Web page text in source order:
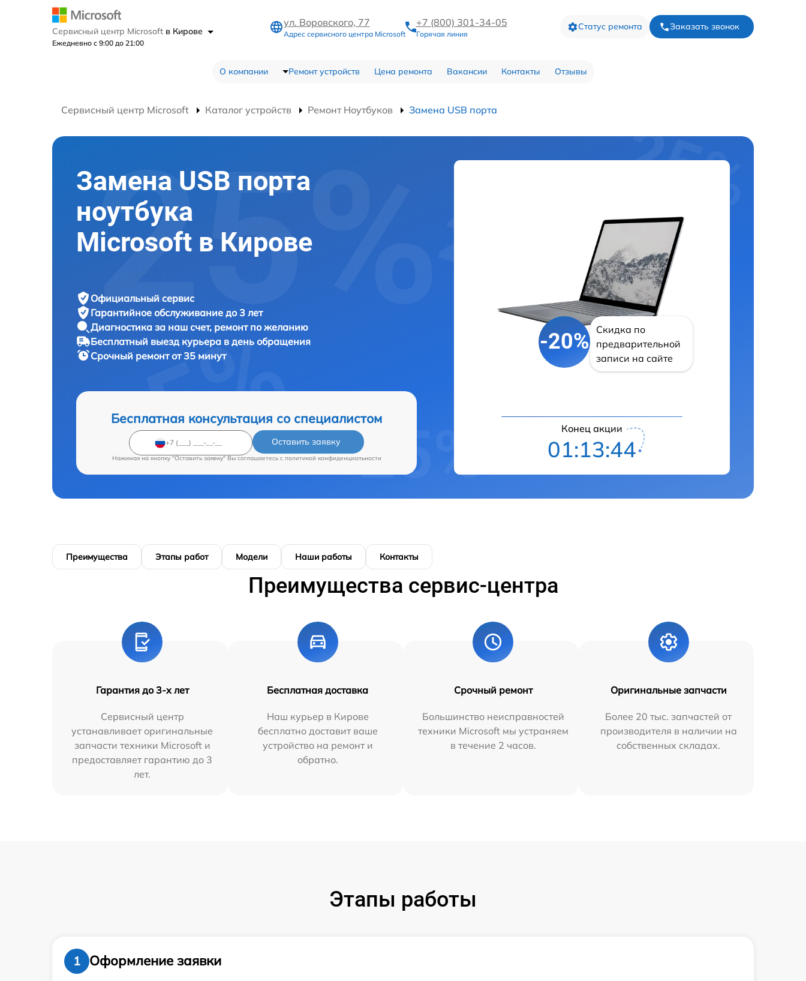
Сервисный центр Microsoft в Кирове
Ежедневно с 9:00 до 21:00
ул. Воровского, 77
Адрес сервисного центра Microsoft
+7 (800) 301-34-05
Горячая линия
Статус ремонта Заказать звонок
О компании Ремонт устройств Цена ремонта Вакансии Контакты Отзывы
Сервисный центр Microsoft Каталог устройств Ремонт Ноутбуков Замена USB порта
Замена USB порта
ноутбука
Microsoft в Кирове
Официальный сервис
Гарантийное обслуживание до 3 лет
Диагностика за наш счет, ремонт по желанию
Бесплатный выезд курьера в день обращения
Срочный ремонтот 35 минут
Бесплатная консультация со специалистом
Оставить заявку
Нажимая на кнопку "Оставить заявку" Вы соглашаетесь c политикой конфиденциальности
-20%
Скидка по
предварительной
записи на сайте
Конец акции
01:13:43
Преимущества Этапы работ Модели Наши работы Контакты
Преимущества сервис-центра
Гарантия до 3-х лет
Сервисный центр
устанавливает оригинальные
запчасти техники Microsoft и
предоставляет гарантию до 3
лет.
Бесплатная доставка
Наш курьер в Кирове
бесплатно доставит ваше
устройство на ремонт и
обратно.
Срочный ремонт
Большинство неисправностей
техники Microsoft мы устраняем
в течение 2 часов.
Оригинальные запчасти
Более 20 тыс. запчастей от
производителя в наличии на
собственных складах.
Этапы работы
1
Оформление заявки